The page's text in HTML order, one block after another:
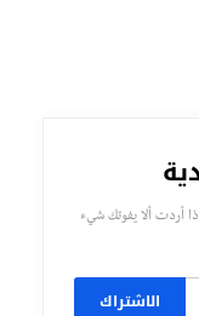
أردت ألا يفوتك شيء
الاشتراك